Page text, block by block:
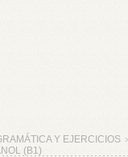
Y EJERCICIOS >
(B1)